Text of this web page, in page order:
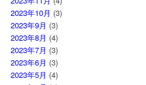
2023年10月 (3)
2023年9月 (3)
2023年8月 (4)
2023年7月 (3)
2023年6月 (3)
2023年5月 (4)